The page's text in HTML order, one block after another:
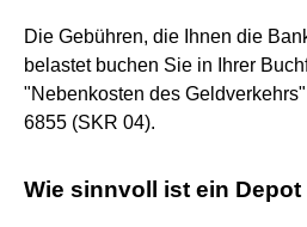
Die Gebühren, die Ihnen die
belastet buchen Sie in Ihrer
"Nebenkosten des
6855 (SKR 04).
Wie sinnvoll ist ein